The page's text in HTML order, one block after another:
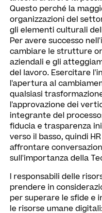
Questo perché la
organizzazioni del
gli elementi culturali
Per avere successo
cambiare le strutture
aziendali e gli
del lavoro. Esercitare
l'apertura al
qualsiasi
l'approvazione dei
integrante del
fiducia e trasparenza
verso il basso, quindi
affrontare
sull'importanza della
I responsabili delle
prendere in
per superare le sfide e
le risorse umane digitali: